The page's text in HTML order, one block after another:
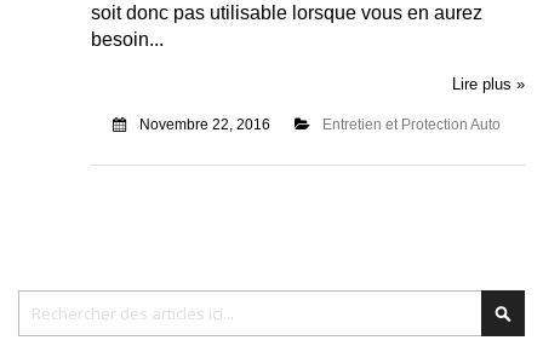
soit donc pas utilisable lorsque vous en aurez
besoin...
Lire plus »
Novembre 22, 2016 Entretien et Protection Auto